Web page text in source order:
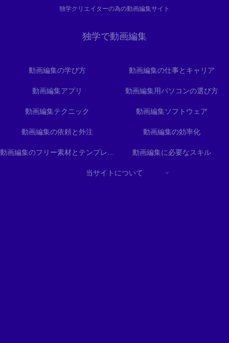
独学クリエイターの為の動画編集サイト
独学で動画編集
動画編集の学び方 動画編集の仕事とキャリア
動画編集アプリ 動画編集用パソコンの選び方
動画編集テクニック 動画編集ソフトウェア
動画編集の依頼と外注 動画編集の効率化
動画編集のフリー素材とテンプレート 動画編集に必要なスキル
当サイトについて